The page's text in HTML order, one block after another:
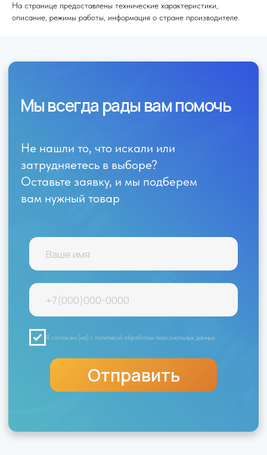
На странице предоставлены технические характеристики,
описание, режимы работы, информация о стране производителе.